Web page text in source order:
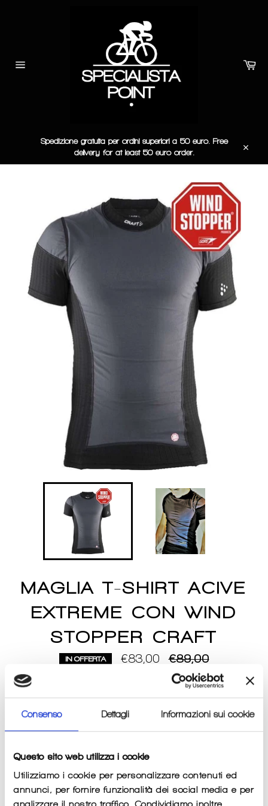
Consenso Dettagli Informazioni sui cookie
Questo sito web utilizza i cookie
Utilizziamo i cookie per personalizzare contenuti ed
annunci, per fornire funzionalità dei social media e per
Spedizione gratuita per ordini superiori a 50 euro. Free
delivery for at least 50 euro order.
MAGLIA T-SHIRT ACIVE
EXTREME CON WIND
STOPPER CRAFT
IN OFFERTA €83,00
Prezzo
di
listino
€89,00
Imposte incluse.
calcolate al momento del
SIZE